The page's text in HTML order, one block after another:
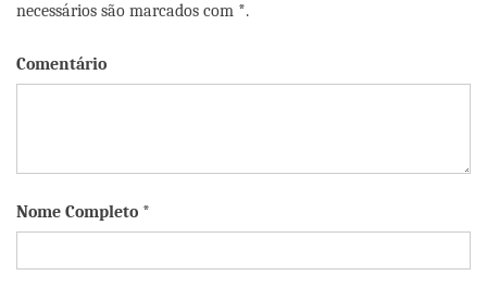
necessários são marcados com *.
Comentário
Nome Completo *